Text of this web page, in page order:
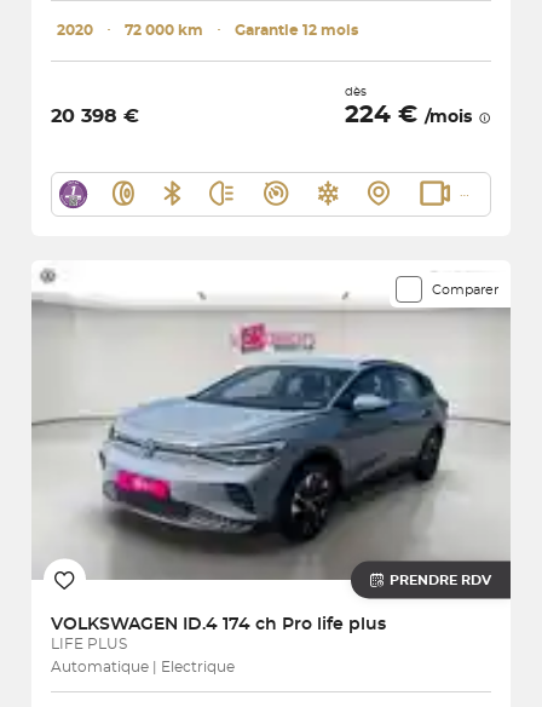
2020 ･ 72 000 km ･ Garantie 12 mois
20 398 €
dès
224 € /mois
Comparer
PRENDRE RDV
VOLKSWAGEN ID.4 174 ch Pro life plus
LIFE PLUS
Automatique | Electrique